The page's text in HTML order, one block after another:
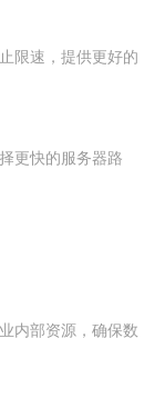
限速，提供更好的
更快的服务器路
内部资源，确保数